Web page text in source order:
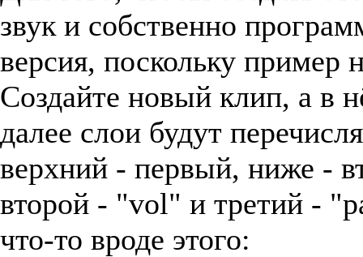
звук и собственно
версия, поскольку пример
Создайте новый клип, а в
далее слои будут
верхний - первый, ниже -
второй - "vol" и третий -
что-то вроде этого: